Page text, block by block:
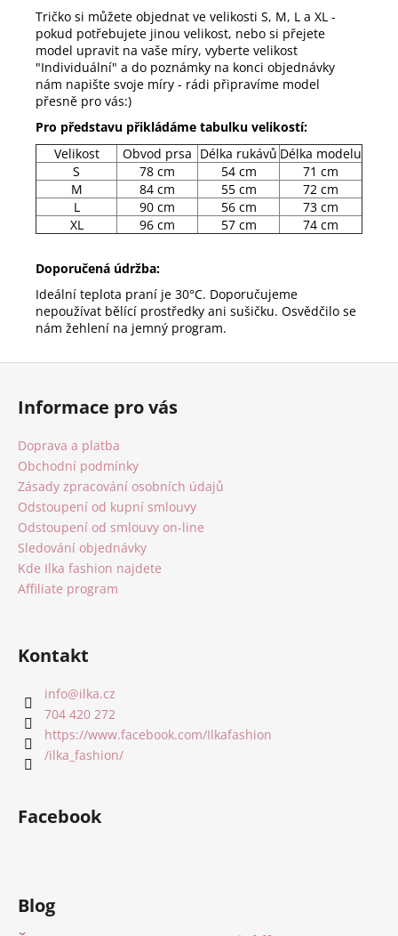
Tričko si můžete objednat ve velikosti S, M, L a XL -
pokud potřebujete jinou velikost, nebo si přejete
model upravit na vaše míry, vyberte velikost
"Individuální" a do poznámky na konci objednávky
nám napište svoje míry - rádi připravíme model
přesně pro vás:)
Pro představu přikládáme tabulku velikostí:
Velikost
Obvod prsa Délka rukávů Délka modelu
S
78 cm 54 cm
71 cm
M
84 cm 55 cm
72 cm
L
90 cm 56 cm
73 cm
XL
96 cm 57 cm 74 cm
Doporučená údržba:
Ideální teplota praní je 30°C. Doporučujeme
nepoužívat bělící prostředky ani sušičku. Osvědčilo se
nám žehlení na jemný program.
Z
Informace pro vás
Doprava a platba
Obchodní podmínky
Zásady zpracování osobních údajů
Odstoupení od kupní smlouvy
Odstoupení od smlouvy on-line
Sledování objednávky
Kde Ilka fashion najdete
Affiliate program
Kontakt
info@ilka.cz
704 420 272
https://www.facebook.com/Ilkafashion
/ilka_fashion/
Facebook
Blog